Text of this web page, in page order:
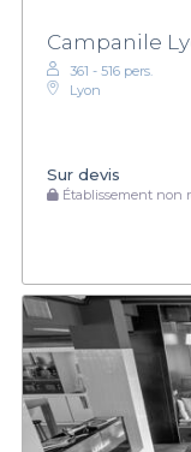
Campanile
361 - 516 pers.
Lyon
Sur devis
Établissement non